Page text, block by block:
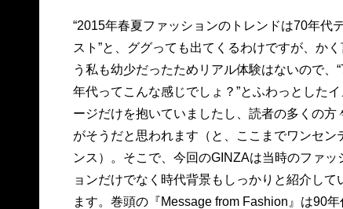
“2015年春夏ファッションのトレンドは70年代
スト”と、ググっても出てくるわけですが、かく
う私も幼少だったためリアル体験はないので、
年代ってこんな感じでしょ？”とふわっとしたイ
ージだけを抱いていましたし、読者の多くの方
がそうだと思われます（と、ここまでワンセン
ンス）。そこで、今回のGINZAは当時のファッ
ョンだけでなく時代背景もしっかりと紹介して
ます。巻頭の『Message from Fashion』は90年